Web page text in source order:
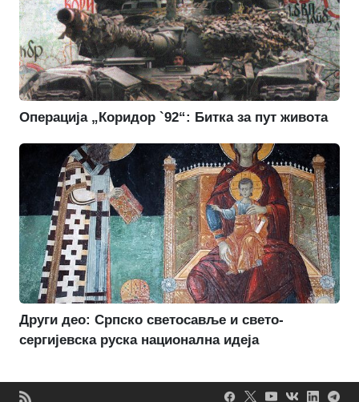
Операција „Коридор `92“: Битка за пут живота
Други део: Српско светосавље и свето-
сергијевска руска национална идеја